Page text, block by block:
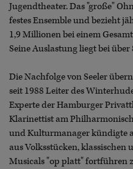
Jugendtheater. Das "große"
festes Ensemble und bezieht
1,9 Millionen bei einem
Seine Auslastung liegt bei über
Die Nachfolge von Seeler
seit 1988 Leiter des
Experte der Hamburger
Klarinettist am
und Kulturmanager kündigte
aus Volksstücken, klassischen
Musicals "op platt" fortführen